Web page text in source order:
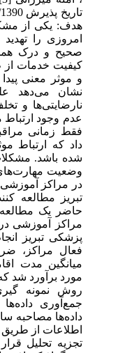
هدف: یکی از
امروزی را تهدید
صحیح و درک
کیفیت خدمات از
و موثر معنی
نشان می‌دهد
نارضایتی‌ها و
عدم وجود ارتباط
فقط زمانی
داد که ارتباط
شده باشد.
وضعیت مهارت‌های
در مراکز آموزشی
تبریز مطالعه
حاضر یک مطالعه
مراکز آموزشی
پزشکی تبریز
فعال مراکز،
روش نمونه گیری
جمع‌آوری
داده‌ها مصاحبه
تجزیه تحلیل